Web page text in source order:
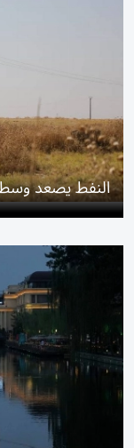
النفط يصعد وسط